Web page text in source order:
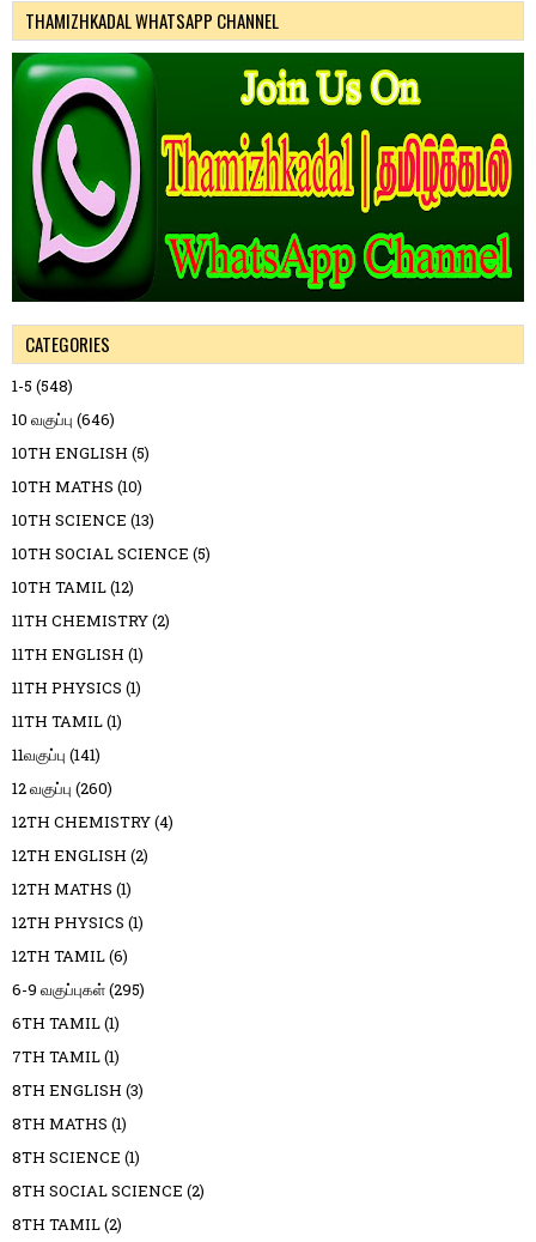
THAMIZHKADAL WHATSAPP CHANNEL
CATEGORIES
1-5 (548)
10 வகுப்பு (646)
10TH ENGLISH (5)
10TH MATHS (10)
10TH SCIENCE (13)
10TH SOCIAL SCIENCE (5)
10TH TAMIL(12)
11TH CHEMISTRY(2)
11TH ENGLISH (1)
11TH PHYSICS (1)
11TH TAMIL(1)
11வகுப்பு (141)
12 வகுப்பு (260)
12TH CHEMISTRY(4)
12TH ENGLISH (2)
12TH MATHS (1)
12TH PHYSICS (1)
12TH TAMIL(6)
6-9 வகுப்புகள்(295)
6TH TAMIL(1)
7TH TAMIL(1)
8TH ENGLISH (3)
8TH MATHS (1)
8TH SCIENCE (1)
8TH SOCIAL SCIENCE (2)
8TH TAMIL(2)